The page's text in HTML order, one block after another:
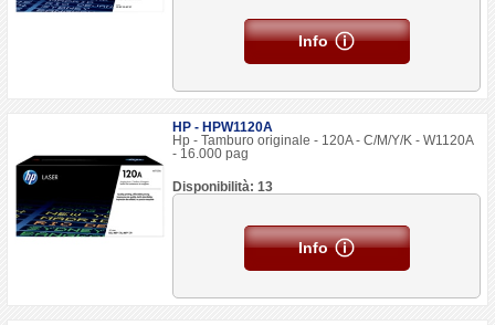
Info
HP - HPW1120A
Hp - Tamburo originale - 120A - C/M/Y/K - W1120A
- 16.000 pag
Disponibilità: 13
Info